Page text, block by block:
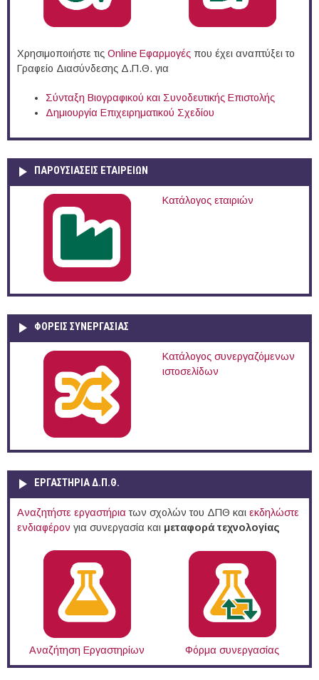
Χρησιμοποιήστε τις Online Eφαρμογές που έχει αναπτύξει το
Γραφείο Διασύνδεσης Δ.Π.Θ. για
Σύνταξη Βιογραφικού και Συνοδευτικής Επιστολής
Δημιουργία Επιχειρηματικού Σχεδίου
ΠΑΡΟΥΣΙΆΣΕΙΣ ΕΤΑΙΡΕΙΏΝ
Κατάλογος εταιριών
ΦΟΡΕΙΣ ΣΥΝΕΡΓΑΣΙΑΣ
Κατάλογος συνεργαζόμενων
ιστοσελίδων
ΕΡΓΑΣΤΗΡΙΑ Δ.Π.Θ.
Αναζητήστε εργαστήρια των σχολών του ΔΠΘ και εκδηλώστε
ενδιαφέρον για συνεργασία και μεταφορά τεχνολογίας
Αναζήτηση Εργαστηρίων Φόρμα συνεργασίας